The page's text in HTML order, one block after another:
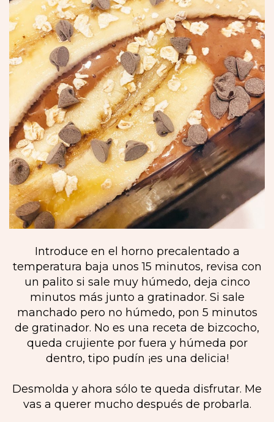
Introduce en el horno precalentado a
temperatura baja unos 15 minutos, revisa con
un palito si sale muy húmedo, deja cinco
minutos más junto a gratinador. Si sale
manchado pero no húmedo, pon 5 minutos
de gratinador. No es una receta de bizcocho,
queda crujiente por fuera y húmeda por
dentro, tipo pudín ¡es una delicia!
Desmolda y ahora sólo te queda disfrutar. Me
vas a querer mucho después de probarla.